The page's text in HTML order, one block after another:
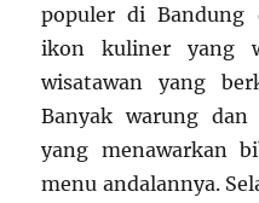
populer di Bandung
ikon kuliner yang
wisatawan yang
Banyak warung
yang menawarkan
menu andalannya.